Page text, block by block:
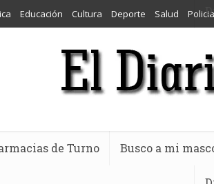
Educación Cultura Deporte Salud
de Turno Busco a mi